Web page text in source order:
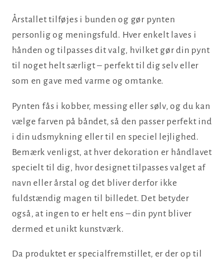
Årstallet tilføjes i bunden og gør pynten
personlig og meningsfuld. Hver enkelt laves i
hånden og tilpasses dit valg, hvilket gør din pynt
til noget helt særligt – perfekt til dig selv eller
som en gave med varme og omtanke.
Pynten fås i kobber, messing eller sølv, og du kan
vælge farven på båndet, så den passer perfekt ind
i din udsmykning eller til en speciel lejlighed.
Bemærk venligst, at hver dekoration er håndlavet
specielt til dig, hvor designet tilpasses valget af
navn eller årstal og det bliver derfor ikke
fuldstændig magen til billedet. Det betyder
også, at ingen to er helt ens – din pynt bliver
dermed et unikt kunstværk.
Da produktet er specialfremstillet, er der op til